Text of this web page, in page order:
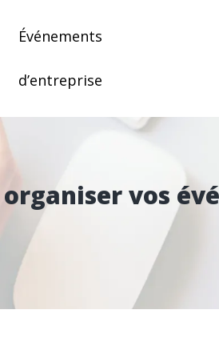
Événements
d’entreprise
vos